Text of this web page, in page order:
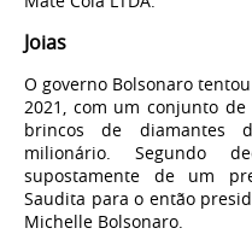
Joias
O governo Bolsonaro
2021, com um conjunto
brincos de diamantes
milionário. Segundo
supostamente de um
Saudita para o então
Michelle Bolsonaro.